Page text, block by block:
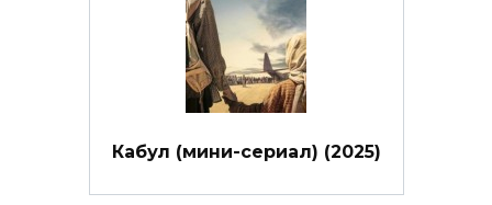
Кабул (мини-сериал) (2025)